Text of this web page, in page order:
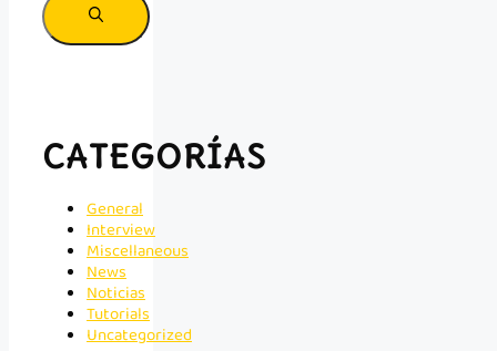
CATEGORÍAS
General
Interview
Miscellaneous
News
Noticias
Tutorials
Uncategorized